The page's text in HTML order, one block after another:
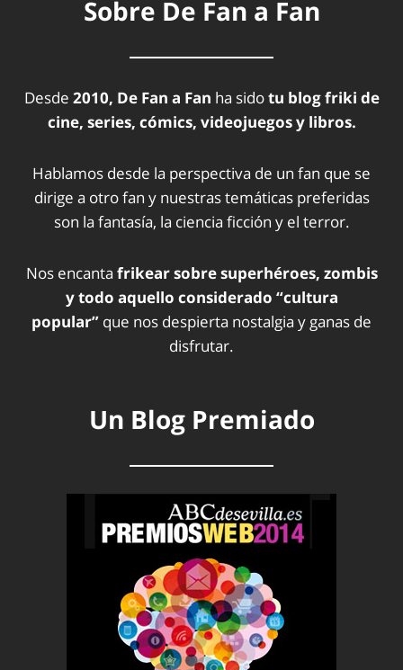
Sobre De Fan a Fan
Desde 2010, De Fan a Fan ha sidotu blog friki de
cine, series, cómics, videojuegos y libros.
Hablamos desde la perspectiva de un fan que se
dirige a otro fan y nuestras temáticas preferidas
son la fantasía, la ciencia ficción y el terror.
Nos encanta frikear sobre superhéroes, zombis
y todo aquello considerado “cultura
popular” que nos despierta nostalgia y ganas de
disfrutar.
Un Blog Premiado